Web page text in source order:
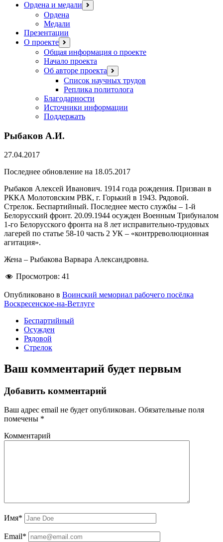
Ордена и медали открыть
меню
Ордена
Медали
Презентации
О проекте открыть
меню
Общая информация о проекте
Начало проекта
Об авторе проекта открыть
меню
Список научных трудов
Реплика политолога
Благодарности
Источники информации
Поддержать
Рыбаков А.И.
27.04.2017
Последнее обновление на 18.05.2017
Рыбаков Алексей Иванович. 1914 года рождения. Призван в
РККА Молотовским РВК, г. Горький в 1943. Рядовой.
Стрелок. Беспартийный. Последнее место службы – 1-й
Белорусский фронт. 20.09.1944 осужден Военным Трибуналом
1-го Белорусского фронта на 8 лет исправительно-трудовых
лагерей по статье 58-10 часть 2 УК – «контрреволюционная
агитация».
Жена – Рыбакова Варвара Александровна.
Просмотров: 41
Опубликовано в Воинский мемориал рабочего посёлка
Воскресенское-на-Ветлуге
Беспартийный
Осужден
Рядовой
Стрелок
Ваш комментарий будет первым
Добавить комментарий
Ваш адрес email не будет опубликован. Обязательные поля
помечены *
Комментарий
Имя*
Email*